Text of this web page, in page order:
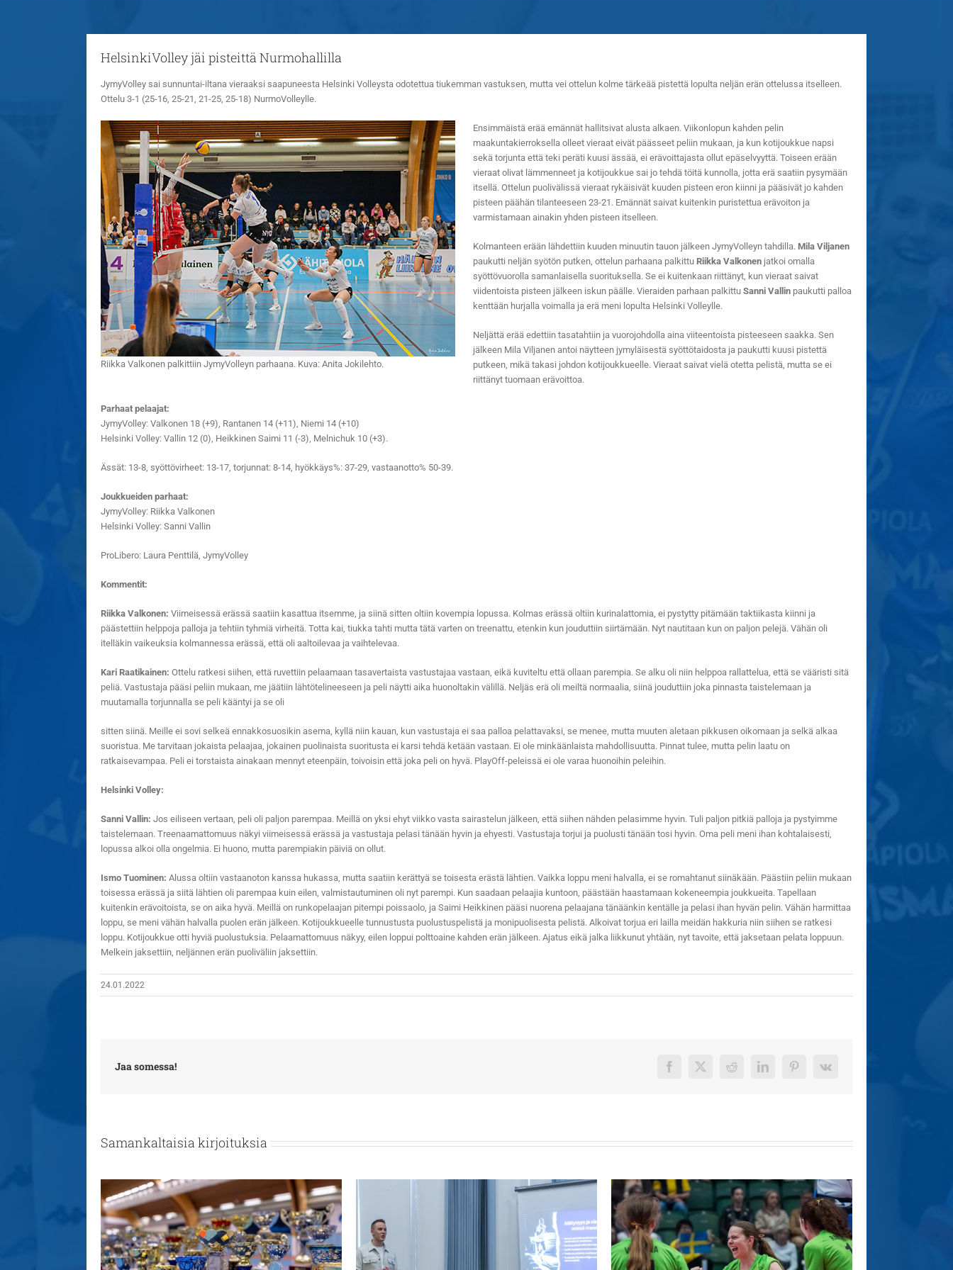
HelsinkiVolley jäi pisteittä Nurmohallilla
JymyVolley sai sunnuntai-iltana vieraaksi saapuneesta Helsinki Volleysta odotettua tiukemman vastuksen, mutta vei ottelun kolme tärkeää pistettä lopulta neljän erän ottelussa itselleen.
Ottelu 3-1 (25-16, 25-21, 21-25, 25-18) NurmoVolleylle.
Riikka Valkonen palkittiin JymyVolleyn parhaana. Kuva: Anita Jokilehto.
Ensimmäistä erää emännät hallitsivat alusta alkaen. Viikonlopun kahden pelin
maakuntakierroksella olleet vieraat eivät päässeet peliin mukaan, ja kun kotijoukkue napsi
sekä torjunta että teki peräti kuusi ässää, ei erävoittajasta ollut epäselvyyttä. Toiseen erään
vieraat olivat lämmenneet ja kotijoukkue sai jo tehdä töitä kunnolla, jotta erä saatiin pysymään
itsellä. Ottelun puolivälissä vieraat rykäisivät kuuden pisteen eron kiinni ja pääsivät jo kahden
pisteen päähän tilanteeseen 23-21. Emännät saivat kuitenkin puristettua erävoiton ja
varmistamaan ainakin yhden pisteen itselleen.
Kolmanteen erään lähdettiin kuuden minuutin tauon jälkeen JymyVolleyn tahdilla. Mila Viljanen
paukutti neljän syötön putken, ottelun parhaana palkittu Riikka Valkonen jatkoi omalla
syöttövuorolla samanlaisella suorituksella. Se ei kuitenkaan riittänyt, kun vieraat saivat
viidentoista pisteen jälkeen iskun päälle. Vieraiden parhaan palkittu Sanni Vallin paukutti palloa
kenttään hurjalla voimalla ja erä meni lopulta Helsinki Volleylle.
Neljättä erää edettiin tasatahtiin ja vuorojohdolla aina viiteentoista pisteeseen saakka. Sen
jälkeen Mila Viljanen antoi näytteen jymyläisestä syöttötaidosta ja paukutti kuusi pistettä
putkeen, mikä takasi johdon kotijoukkueelle. Vieraat saivat vielä otetta pelistä, mutta se ei
riittänyt tuomaan erävoittoa.
Parhaat pelaajat:
JymyVolley: Valkonen 18 (+9), Rantanen 14 (+11), Niemi 14 (+10)
Helsinki Volley: Vallin 12 (0), Heikkinen Saimi 11 (-3), Melnichuk 10 (+3).
Ässät: 13-8, syöttövirheet: 13-17, torjunnat: 8-14, hyökkäys%: 37-29, vastaanotto% 50-39.
Joukkueiden parhaat:
JymyVolley: Riikka Valkonen
Helsinki Volley: Sanni Vallin
ProLibero: Laura Penttilä, JymyVolley
Kommentit:
Riikka Valkonen: Viimeisessä erässä saatiin kasattua itsemme, ja siinä sitten oltiin kovempia lopussa. Kolmas erässä oltiin kurinalattomia, ei pystytty pitämään taktiikasta kiinni ja
päästettiin helppoja palloja ja tehtiin tyhmiä virheitä. Totta kai, tiukka tahti mutta tätä varten on treenattu, etenkin kun jouduttiin siirtämään. Nyt nautitaan kun on paljon pelejä. Vähän oli
itelläkin vaikeuksia kolmannessa erässä, että oli aaltoilevaa ja vaihtelevaa.
Kari Raatikainen: Ottelu ratkesi siihen, että ruvettiin pelaamaan tasavertaista vastustajaa vastaan, eikä kuviteltu että ollaan parempia. Se alku oli niin helppoa rallattelua, että se vääristi sitä
peliä. Vastustaja pääsi peliin mukaan, me jäätiin lähtötelineeseen ja peli näytti aika huonoltakin välillä. Neljäs erä oli meiltä normaalia, siinä jouduttiin joka pinnasta taistelemaan ja
muutamalla torjunnalla se peli kääntyi ja se oli
sitten siinä. Meille ei sovi selkeä ennakkosuosikin asema, kyllä niin kauan, kun vastustaja ei saa palloa pelattavaksi, se menee, mutta muuten aletaan pikkusen oikomaan ja selkä alkaa
suoristua. Me tarvitaan jokaista pelaajaa, jokainen puolinaista suoritusta ei karsi tehdä ketään vastaan. Ei ole minkäänlaista mahdollisuutta. Pinnat tulee, mutta pelin laatu on
ratkaisevampaa. Peli ei torstaista ainakaan mennyt eteenpäin, toivoisin että joka peli on hyvä. PlayOff-peleissä ei ole varaa huonoihin peleihin.
Helsinki Volley:
Sanni Vallin: Jos eiliseen vertaan, peli oli paljon parempaa. Meillä on yksi ehyt viikko vasta sairastelun jälkeen, että siihen nähden pelasimme hyvin. Tuli paljon pitkiä palloja ja pystyimme
taistelemaan. Treenaamattomuus näkyi viimeisessä erässä ja vastustaja pelasi tänään hyvin ja ehyesti. Vastustaja torjui ja puolusti tänään tosi hyvin. Oma peli meni ihan kohtalaisesti,
lopussa alkoi olla ongelmia. Ei huono, mutta parempiakin päiviä on ollut.
Ismo Tuominen: Alussa oltiin vastaanoton kanssa hukassa, mutta saatiin kerättyä se toisesta erästä lähtien. Vaikka loppu meni halvalla, ei se romahtanut siinäkään. Päästiin peliin mukaan
toisessa erässä ja siitä lähtien oli parempaa kuin eilen, valmistautuminen oli nyt parempi. Kun saadaan pelaajia kuntoon, päästään haastamaan kokeneempia joukkueita. Tapellaan
kuitenkin erävoitoista, se on aika hyvä. Meillä on runkopelaajan pitempi poissaolo, ja Saimi Heikkinen pääsi nuorena pelaajana tänäänkin kentälle ja pelasi ihan hyvän pelin. Vähän harmittaa
loppu, se meni vähän halvalla puolen erän jälkeen. Kotijoukkueelle tunnustusta puolustuspelistä ja monipuolisesta pelistä. Alkoivat torjua eri lailla meidän hakkuria niin siihen se ratkesi
loppu. Kotijoukkue otti hyviä puolustuksia. Pelaamattomuus näkyy, eilen loppui polttoaine kahden erän jälkeen. Ajatus eikä jalka liikkunut yhtään, nyt tavoite, että jaksetaan pelata loppuun.
Melkein jaksettiin, neljännen erän puoliväliin jaksettiin.
24.01.2022
Jaa somessa! Facebook
X Reddit LinkedInPinterest
Vk
Samankaltaisia kirjoituksia